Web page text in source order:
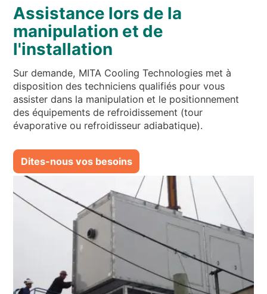
ARTICLES TECHNIQUES
AIRE RÉSERVÉE
FR EN IT DE PL
Assistance lors de la
manipulation et de
l'installation
Sur demande, MITA Cooling Technologies met à
disposition des techniciens qualifiés pour vous
assister dans la manipulation et le positionnement
des équipements de refroidissement (tour
évaporative ou refroidisseur adiabatique).
Dites-nous vos besoins